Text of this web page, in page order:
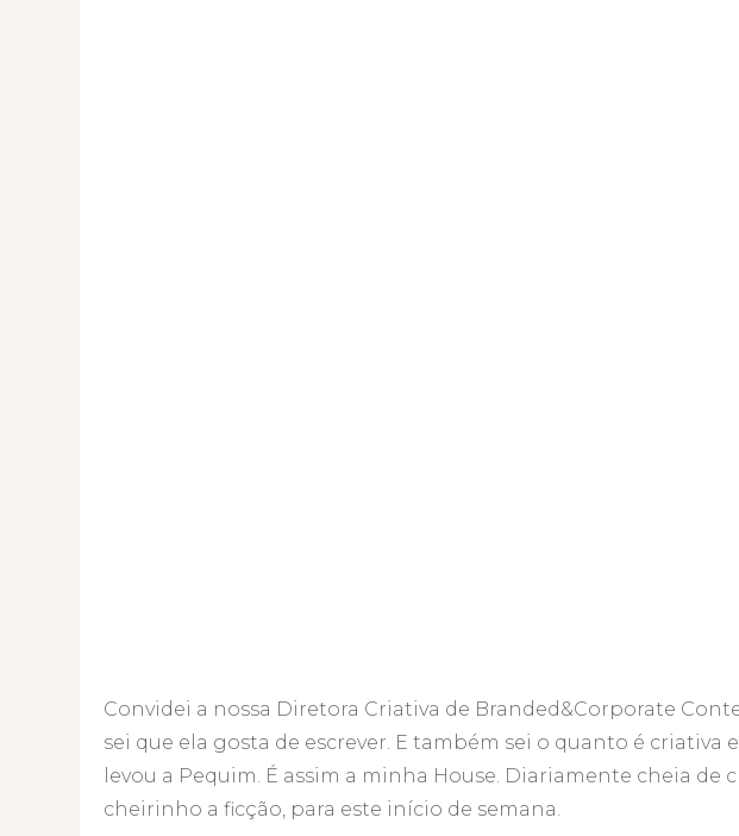
Convidei a nossa Diretora Criativa de Branded&Corporate
sei que ela gosta de escrever. E também sei o quanto é criativa
levou a Pequim. É assim a minha House. Diariamente cheia de
cheirinho a ficção, para este início de semana.